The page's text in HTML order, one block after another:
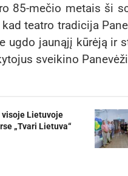
85-mečio metais ši
teatro tradicija
ugdo jaunąjį kūrėją ir
sveikino
Lietuvoje
„Tvari Lietuva“